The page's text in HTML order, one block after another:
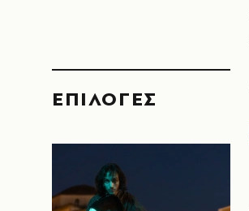
EΠΙΛΟΓΈΣ